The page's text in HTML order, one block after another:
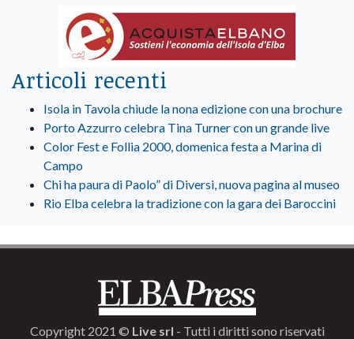
Articoli recenti
Isola in Tavola chiude la nona edizione con una brochure
Porto Azzurro celebra Tina Turner con un grande live
Color Fest e Follia 2000, domenica festa a Marina di
Campo
Chi ha paura di Paolo” di Diversi, nuova pagina al museo
Rio Elba celebra la tradizione con la gara dei Baroccini
Copyright 2021 © Live srl - Tutti i diritti sono riservati